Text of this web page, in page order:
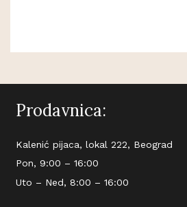
Prodavnica:
Kalenić pijaca, lokal 222, Beograd
Pon, 9:00 – 16:00
Uto – Ned, 8:00 – 16:00